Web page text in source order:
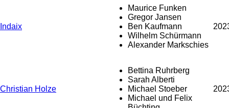
Indaix
Maurice Funken
Gregor Jansen
Ben Kaufmann
Wilhelm Schürmann
Alexander Markschies
Christian Holze
Bettina Ruhrberg
Sarah Alberti
Michael Stoeber
Michael und Felix